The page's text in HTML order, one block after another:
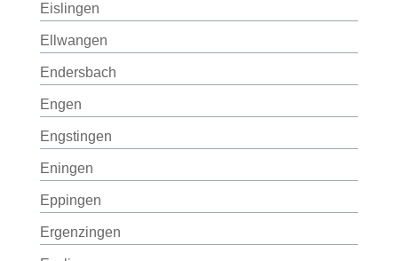
Eislingen
Ellwangen
Endersbach
Engen
Engstingen
Eningen
Eppingen
Ergenzingen